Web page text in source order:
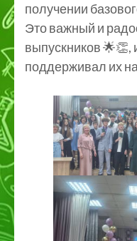
получении
Это важный и
выпускников 🌟👏,
поддерживал их